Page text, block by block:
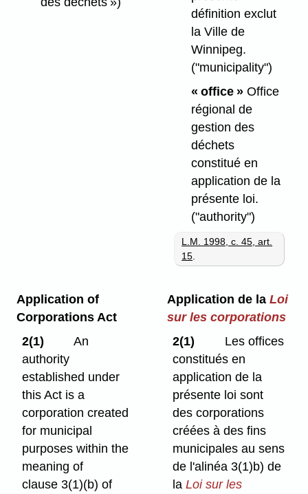
définition exclut
la Ville de
Winnipeg.
("municipality")
« office »Office
régional de
gestion des
déchets
constitué en
application de la
présente loi.
("authority")
L.M. 1998, c. 45, art.
15
Application of
Corporations Act
2(1)
An
authority
established under
this Act is a
corporation created
for municipal
purposes within the
meaning of
clause 3(1)⁠(b) of
Application de la Loi
sur les corporations
2(1)
Les offices
constitués en
application de la
présente loi sont
des corporations
créées à des fins
municipales au sens
de l'alinéa 3(1)b) de
laLoi sur les